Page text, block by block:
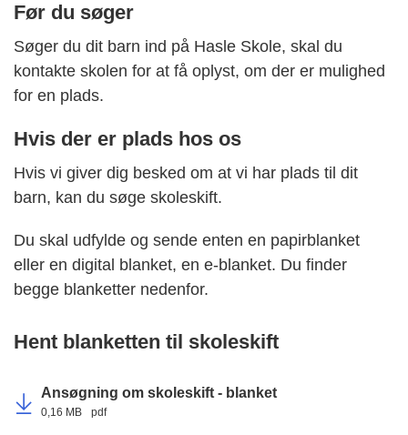
Før du søger
Søger du dit barn ind på Hasle Skole, skal du
kontakte skolen for at få oplyst, om der er mulighed
for en plads.
Hvis der er plads hos os
Hvis vi giver dig besked om at vi har plads til dit
barn, kan du søge skoleskift.
Du skal udfylde og sende enten en papirblanket
eller en digital blanket, en e-blanket. Du finder
begge blanketter nedenfor.
Hent blanketten til skoleskift
Ansøgning om skoleskift - blanket
0,16 MB pdf